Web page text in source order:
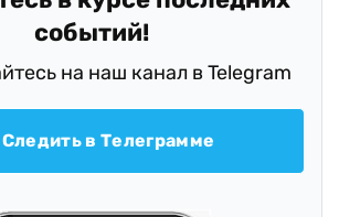
событий!
на наш канал в Telegram
Следить в Телеграмме